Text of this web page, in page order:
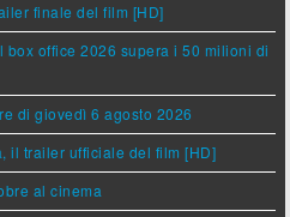
finale del film [HD]
box office 2026 supera i 50 milioni di
di giovedì 6 agosto 2026
il trailer ufficiale del film [HD]
al cinema